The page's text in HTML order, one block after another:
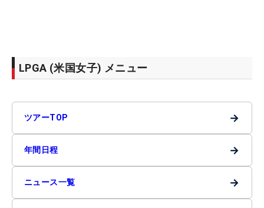
LPGA (米国女子) メニュー
ツアーTOP →
年間日程 →
ニュース一覧 →